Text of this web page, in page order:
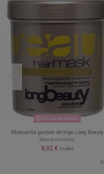
Sin stock online
Mascarilla germen de trigo Long Beauty
Beauty evolution
8,02 €11,45 €